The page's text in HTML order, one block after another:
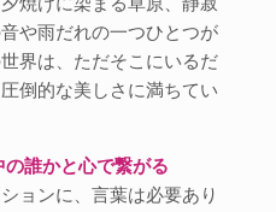
や雨だれの一つひとつが
界は、ただそこにいるだ
倒的な美しさに満ちてい
誰かと心で繋がる
ョンに、言葉は必要あり